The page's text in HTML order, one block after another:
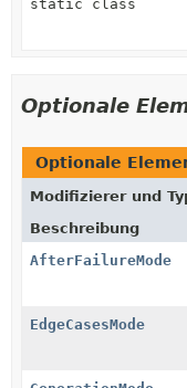
static class
Optionale
Optionale
Modifizierer und
Beschreibung
AfterFailureMode
EdgeCasesMode